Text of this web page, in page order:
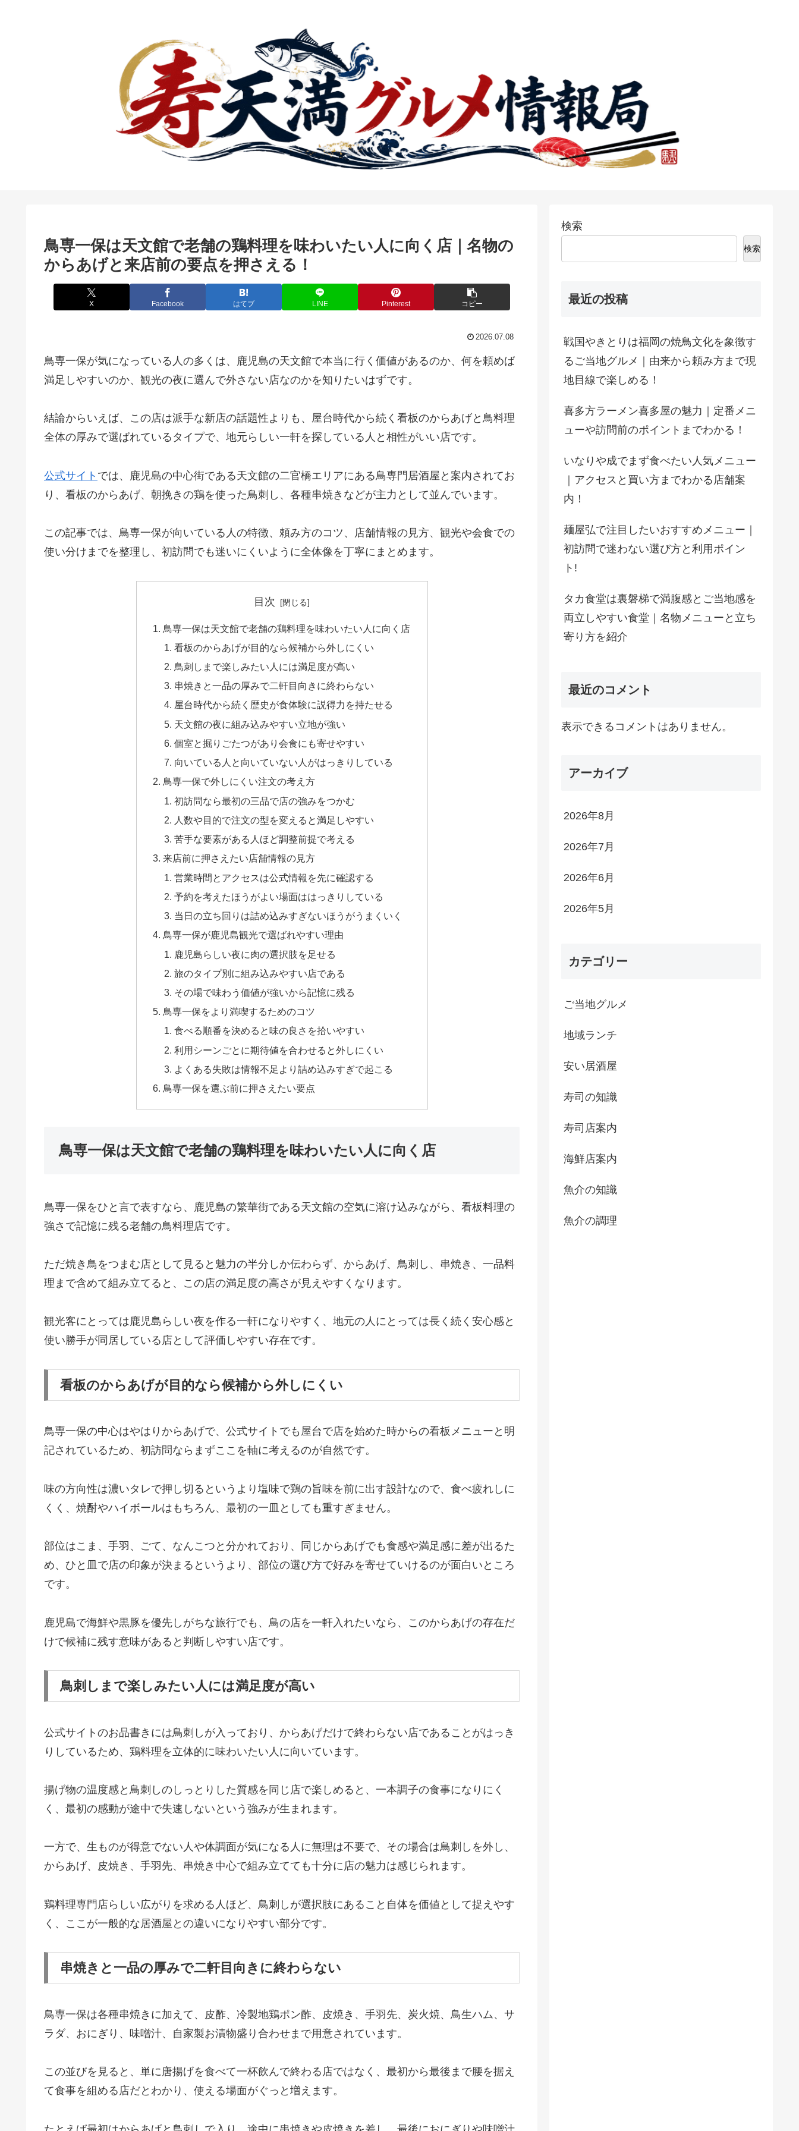
鳥専一保は天文館で老舗の鶏料理を味わいたい人に向く店｜名物の
からあげと来店前の要点を押さえる！
X Facebook はてブ LINE Pinterest コピー
2026.07.08
鳥専一保が気になっている人の多くは、鹿児島の天文館で本当に行く価値があるのか、何を頼めば
満足しやすいのか、観光の夜に選んで外さない店なのかを知りたいはずです。
結論からいえば、この店は派手な新店の話題性よりも、屋台時代から続く看板のからあげと鳥料理
全体の厚みで選ばれているタイプで、地元らしい一軒を探している人と相性がいい店です。
公式サイト では、鹿児島の中心街である天文館の二官橋エリアにある鳥専門居酒屋と案内されてお
り、看板のからあげ、朝挽きの鶏を使った鳥刺し、各種串焼きなどが主力として並んでいます。
この記事では、鳥専一保が向いている人の特徴、頼み方のコツ、店舗情報の見方、観光や会食での
使い分けまでを整理し、初訪問でも迷いにくいように全体像を丁寧にまとめます。
目次
鳥専一保は天文館で老舗の鶏料理を味わいたい人に向く店
看板のからあげが目的なら候補から外しにくい
鳥刺しまで楽しみたい人には満足度が高い
串焼きと一品の厚みで二軒目向きに終わらない
屋台時代から続く歴史が食体験に説得力を持たせる
天文館の夜に組み込みやすい立地が強い
個室と掘りごたつがあり会食にも寄せやすい
向いている人と向いていない人がはっきりしている
鳥専一保で外しにくい注文の考え方
初訪問なら最初の三品で店の強みをつかむ
人数や目的で注文の型を変えると満足しやすい
苦手な要素がある人ほど調整前提で考える
来店前に押さえたい店舗情報の見方
営業時間とアクセスは公式情報を先に確認する
予約を考えたほうがよい場面ははっきりしている
当日の立ち回りは詰め込みすぎないほうがうまくいく
鳥専一保が鹿児島観光で選ばれやすい理由
鹿児島らしい夜に肉の選択肢を足せる
旅のタイプ別に組み込みやすい店である
その場で味わう価値が強いから記憶に残る
鳥専一保をより満喫するためのコツ
食べる順番を決めると味の良さを拾いやすい
利用シーンごとに期待値を合わせると外しにくい
よくある失敗は情報不足より詰め込みすぎで起こる
鳥専一保を選ぶ前に押さえたい要点
鳥専一保は天文館で老舗の鶏料理を味わいたい人に向く店
鳥専一保をひと言で表すなら、鹿児島の繁華街である天文館の空気に溶け込みながら、看板料理の
強さで記憶に残る老舗の鳥料理店です。
ただ焼き鳥をつまむ店として見ると魅力の半分しか伝わらず、からあげ、鳥刺し、串焼き、一品料
理まで含めて組み立てると、この店の満足度の高さが見えやすくなります。
観光客にとっては鹿児島らしい夜を作る一軒になりやすく、地元の人にとっては長く続く安心感と
使い勝手が同居している店として評価しやすい存在です。
看板のからあげが目的なら候補から外しにくい
鳥専一保の中心はやはりからあげで、公式サイトでも屋台で店を始めた時からの看板メニューと明
記されているため、初訪問ならまずここを軸に考えるのが自然です。
味の方向性は濃いタレで押し切るというより塩味で鶏の旨味を前に出す設計なので、食べ疲れしに
くく、焼酎やハイボールはもちろん、最初の一皿としても重すぎません。
部位はこま、手羽、ごて、なんこつと分かれており、同じからあげでも食感や満足感に差が出るた
め、ひと皿で店の印象が決まるというより、部位の選び方で好みを寄せていけるのが面白いところ
です。
鹿児島で海鮮や黒豚を優先しがちな旅行でも、鳥の店を一軒入れたいなら、このからあげの存在だ
けで候補に残す意味があると判断しやすい店です。
鳥刺しまで楽しみたい人には満足度が高い
公式サイトのお品書きには鳥刺しが入っており、からあげだけで終わらない店であることがはっき
りしているため、鶏料理を立体的に味わいたい人に向いています。
揚げ物の温度感と鳥刺しのしっとりした質感を同じ店で楽しめると、一本調子の食事になりにく
く、最初の感動が途中で失速しないという強みが生まれます。
一方で、生ものが得意でない人や体調面が気になる人に無理は不要で、その場合は鳥刺しを外し、
からあげ、皮焼き、手羽先、串焼き中心で組み立てても十分に店の魅力は感じられます。
鶏料理専門店らしい広がりを求める人ほど、鳥刺しが選択肢にあること自体を価値として捉えやす
く、ここが一般的な居酒屋との違いになりやすい部分です。
串焼きと一品の厚みで二軒目向きに終わらない
鳥専一保は各種串焼きに加えて、皮酢、冷製地鶏ポン酢、皮焼き、手羽先、炭火焼、鳥生ハム、サ
ラダ、おにぎり、味噌汁、自家製お漬物盛り合わせまで用意されています。
この並びを見ると、単に唐揚げを食べて一杯飲んで終わる店ではなく、最初から最後まで腰を据え
て食事を組める店だとわかり、使える場面がぐっと増えます。
検索
検索
最近の投稿
戦国やきとりは福岡の焼鳥文化を象徴す
るご当地グルメ｜由来から頼み方まで現
地目線で楽しめる！
喜多方ラーメン喜多屋の魅力｜定番メニ
ューや訪問前のポイントまでわかる！
いなりや成でまず食べたい人気メニュー
｜アクセスと買い方までわかる店舗案
内！
麺屋弘で注目したいおすすめメニュー｜
初訪問で迷わない選び方と利用ポイン
ト!
タカ食堂は裏磐梯で満腹感とご当地感を
両立しやすい食堂｜名物メニューと立ち
寄り方を紹介
最近のコメント
表示できるコメントはありません。
アーカイブ
2026年8月
2026年7月
2026年6月
2026年5月
カテゴリー
ご当地グルメ
地域ランチ
安い居酒屋
寿司の知識
寿司店案内
海鮮店案内
魚介の知識
魚介の調理